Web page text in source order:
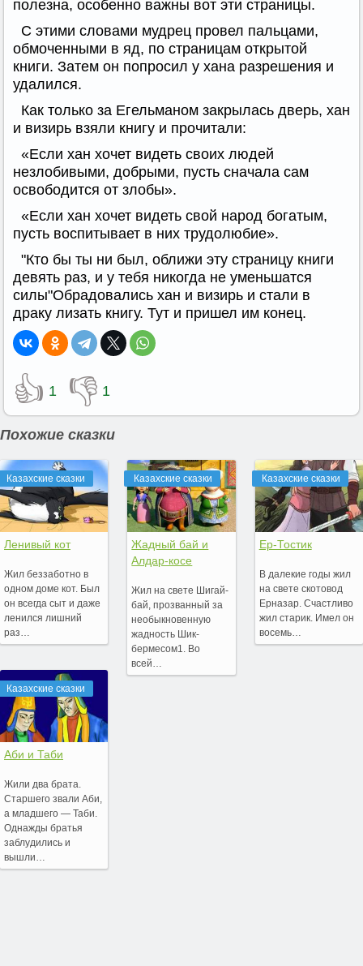
полезна, особенно важны вот эти страницы.
С этими словами мудрец провел пальцами,
обмоченными в яд, по страницам открытой
книги. Затем он попросил у хана разрешения и
удалился.
Как только за Егельманом закрылась дверь, хан
и визирь взяли книгу и прочитали:
«Если хан хочет видеть своих людей
незлобивыми, добрыми, пусть сначала сам
освободится от злобы».
«Если хан хочет видеть свой народ богатым,
пусть воспитывает в них трудолюбие».
"Кто бы ты ни был, оближи эту страницу книги
девять раз, и у тебя никогда не уменьшатся
силы"Обрадовались хан и визирь и стали в
драку лизать книгу. Тут и пришел им конец.
👍 1 👎 1
Похожие сказки
Казахские сказки
Ленивый кот
Жил беззаботно в
одном доме кот. Был
он всегда сыт и даже
ленился лишний
раз…
Казахские сказки
Аби и Таби
Жили два брата.
Старшего звали Аби,
а младшего — Таби.
Однажды братья
заблудились и
вышли…
Казахские сказки
Жадный бай и
Алдар-косе
Жил на свете Шигай-
бай, прозванный за
необыкновенную
жадность Шик-
бермесом1. Во
всей…
Казахские сказки
Ер-Тостик
В далекие годы жил
на свете скотовод
Ерназар. Счастливо
жил старик. Имел он
восемь…